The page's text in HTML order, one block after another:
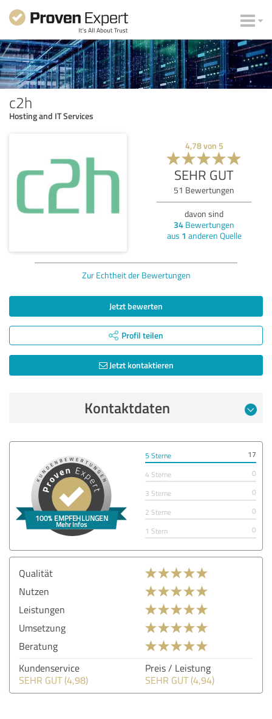
c2h
Hosting and IT Services
4,78von 5
SEHR GUT
51 Bewertungen
davon sind
34 Bewertungen
aus 1 anderen Quelle
Zur Echtheit der Bewertungen
Jetzt bewerten
Profil teilen
Jetzt kontaktieren
Kontaktdaten
5 Sterne
17
4 Sterne
0
3 Sterne
0
2 Sterne
0
1 Stern
0
Qualität
Nutzen
Leistungen
Umsetzung
Beratung
Kundenservice
SEHR GUT (4,98)
Preis / Leistung
SEHR GUT (4,94)